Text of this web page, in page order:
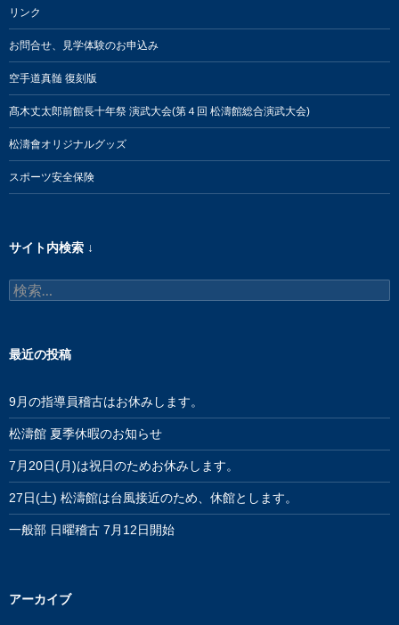
リンク
お問合せ、見学体験のお申込み
空手道真髄 復刻版
髙木丈太郎前館長十年祭 演武大会(第４回 松濤館総合演武大会)
松濤會オリジナルグッズ
スポーツ安全保険
サイト内検索 ↓
検
索:
最近の投稿
9月の指導員稽古はお休みします。
松濤館 夏季休暇のお知らせ
7月20日(月)は祝日のためお休みします。
27日(土) 松濤館は台風接近のため、休館とします。
一般部 日曜稽古 7月12日開始
アーカイブ